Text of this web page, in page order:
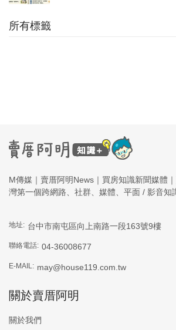
所有標籤
M傳媒｜賣厝阿明News｜買房知識新聞媒體
灣第一個跨網路、社群、媒體、平面 / 影音知
地址: 台中市南屯區向上南路一段163號9樓
聯絡電話: 04-36008677
E-MAIL: may@house119.com.tw
關於賣厝阿明
關於我們